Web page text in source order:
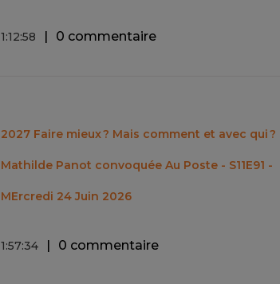
1:12:58 0 commentaire
2027 Faire mieux ? Mais comment et avec qui ?
Mathilde Panot convoquée Au Poste - S11E91 -
MErcredi 24 Juin 2026
1:57:34 0 commentaire